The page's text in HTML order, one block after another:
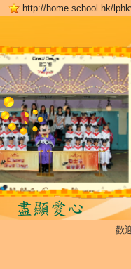
http://home.school.hk/
歡